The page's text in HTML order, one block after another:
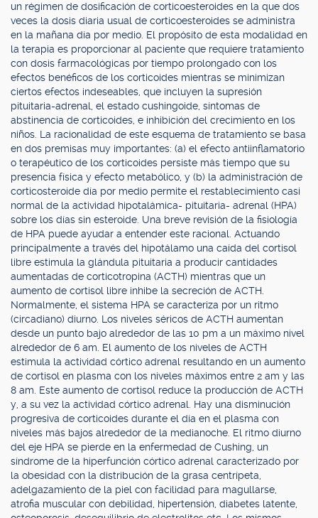
un régimen de dosificación de corticoesteroides en la que dos
veces la dosis diaria usual de corticoesteroides se administra
en la mañana día por medio. El propósito de esta modalidad en
la terapia es proporcionar al paciente que requiere tratamiento
con dosis farmacológicas por tiempo prolongado con los
efectos benéficos de los corticoides mientras se minimizan
ciertos efectos indeseables, que incluyen la supresión
pituitaria-adrenal, el estado cushingoide, síntomas de
abstinencia de corticoides, e inhibición del crecimiento en los
niños. La racionalidad de este esquema de tratamiento se basa
en dos premisas muy importantes: (a) el efecto antiinflamatorio
o terapéutico de los corticoides persiste más tiempo que su
presencia física y efecto metabólico, y (b) la administración de
corticosteroide día por medio permite el restablecimiento casi
normal de la actividad hipotalámica- pituitaria- adrenal (HPA)
sobre los días sin esteroide. Una breve revisión de la fisiología
de HPA puede ayudar a entender este racional. Actuando
principalmente a través del hipotálamo una caída del cortisol
libre estimula la glándula pituitaria a producir cantidades
aumentadas de corticotropina (ACTH) mientras que un
aumento de cortisol libre inhibe la secreción de ACTH.
Normalmente, el sistema HPA se caracteriza por un ritmo
(circadiano) diurno. Los niveles séricos de ACTH aumentan
desde un punto bajo alrededor de las 10 pm a un máximo nivel
alrededor de 6 am. El aumento de los niveles de ACTH
estimula la actividad córtico adrenal resultando en un aumento
de cortisol en plasma con los niveles máximos entre 2 am y las
8 am. Este aumento de cortisol reduce la producción de ACTH
y, a su vez la actividad córtico adrenal. Hay una disminución
progresiva de corticoides durante el día en el plasma con
niveles más bajos alrededor de la medianoche. El ritmo diurno
del eje HPA se pierde en la enfermedad de Cushing, un
síndrome de la hiperfunción córtico adrenal caracterizado por
la obesidad con la distribución de la grasa centrípeta,
adelgazamiento de la piel con facilidad para magullarse,
atrofia muscular con debilidad, hipertensión, diabetes latente,